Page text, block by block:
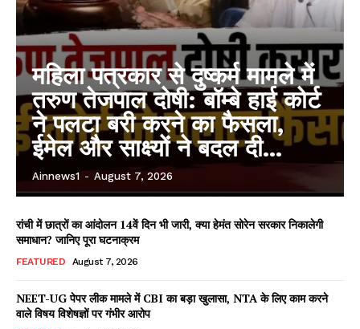
महिला पत्रकार से दुष्कर्म मामले में
तरुण तेजपाल दोषी: बॉम्बे हाई कोर्ट
ने पलटा बरी करने का फैसला,
ईमेल और साक्ष्यों ने बदल दी...
Ainnews1 - August 7, 2026
रांची में छात्रों का आंदोलन 14वें दिन भी जारी, क्या हेमंत सोरेन सरकार निकालेगी
समाधान? जानिए पूरा घटनाक्रम
FEATURED August 7, 2026
NEET-UG पेपर लीक मामले में CBI का बड़ा खुलासा, NTA के लिए काम करने
वाले विषय विशेषज्ञों पर गंभीर आरोप